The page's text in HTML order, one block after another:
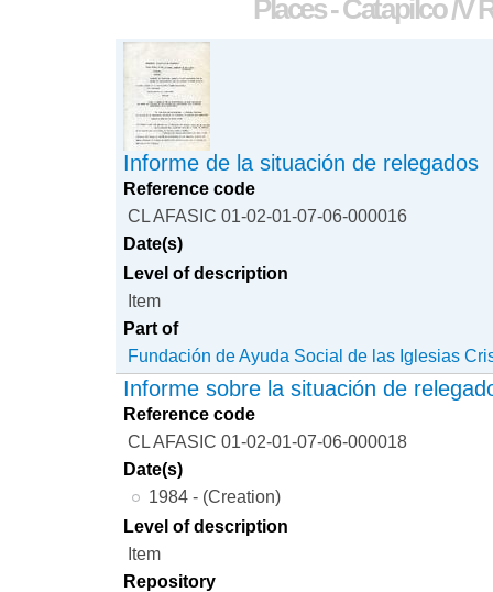
Places - Catapilco /V
Informe de la situación de relegados
Reference code
CL AFASIC 01-02-01-07-06-000016
Date(s)
Level of description
Item
Part of
Fundación de Ayuda Social de las Iglesias
Informe sobre la situación de
Reference code
CL AFASIC 01-02-01-07-06-000018
Date(s)
1984 - (Creation)
Level of description
Item
Repository